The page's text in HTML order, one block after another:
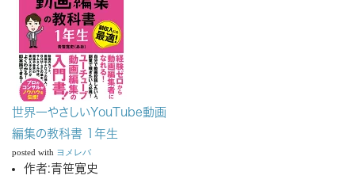
世界一やさしいYouTube動画
編集の教科書 1年生
posted with ヨメレバ
作者:青笹寛史